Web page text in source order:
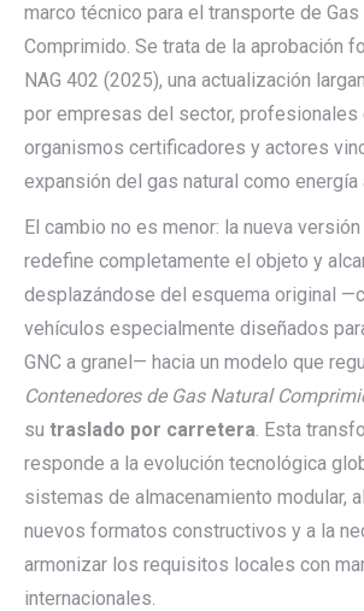
marco técnico para el transporte de Gas
Comprimido. Se trata de la aprobación
NAG 402 (2025), una actualización
por empresas del sector,
organismos certificadores y actores
expansión del gas natural como energía
El cambio no es menor: la nueva
redefine completamente el objeto y
desplazándose del esquema original
vehículos especialmente diseñados
GNC a granel— hacia un modelo que
Contenedores de Gas Natural
su traslado por carretera. Esta
responde a la evolución tecnológica
sistemas de almacenamiento modular,
nuevos formatos constructivos y a la
armonizar los requisitos locales con
internacionales.